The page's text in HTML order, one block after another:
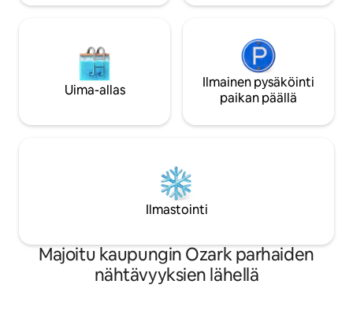
Uima-allas
Ilmainen pysäköinti
paikan päällä
Ilmastointi
Majoitu kaupungin Ozark parhaiden
nähtävyyksien lähellä